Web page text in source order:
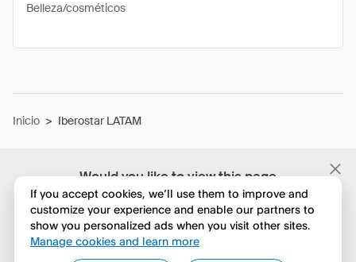
Would you like to view this page
in English?
No, seguir navegando
Belleza/cosméticos
Inicio > Iberostar LATAM
If you accept cookies, we’ll use them to improve and
customize your experience and enable our partners to
show you personalized ads when you visit other sites.
Manage cookies and learn more